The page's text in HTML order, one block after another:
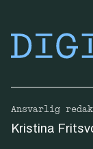
Ansvarlig
Kristina